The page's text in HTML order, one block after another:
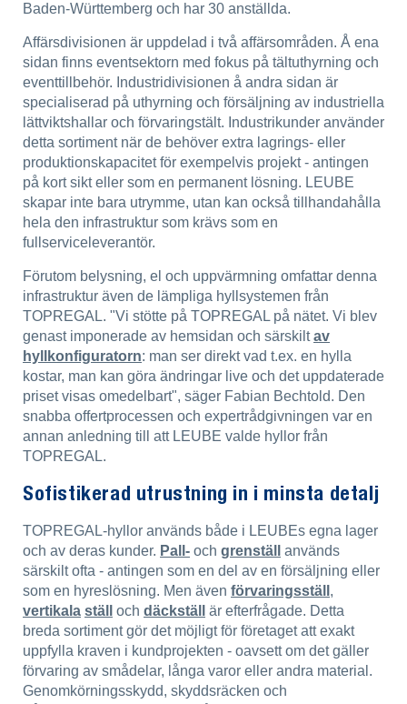
Baden-Württemberg och har 30 anställda.
Affärsdivisionen är uppdelad i två affärsområden. Å ena
sidan finns eventsektorn med fokus på tältuthyrning och
eventtillbehör. Industridivisionen å andra sidan är
specialiserad på uthyrning och försäljning av industriella
lättviktshallar och förvaringstält. Industrikunder använder
detta sortiment när de behöver extra lagrings- eller
produktionskapacitet för exempelvis projekt - antingen
på kort sikt eller som en permanent lösning. LEUBE
skapar inte bara utrymme, utan kan också tillhandahålla
hela den infrastruktur som krävs som en
fullserviceleverantör.
Förutom belysning, el och uppvärmning omfattar denna
infrastruktur även de lämpliga hyllsystemen från
TOPREGAL. "Vi stötte på TOPREGAL på nätet. Vi blev
genast imponerade av hemsidan och särskiltav
hyllkonfiguratorn: man ser direkt vad t.ex. en hylla
kostar, man kan göra ändringar live och det uppdaterade
priset visas omedelbart", säger Fabian Bechtold. Den
snabba offertprocessen och expertrådgivningen var en
annan anledning till att LEUBE valde hyllor från
TOPREGAL.
Sofistikerad utrustning in i minsta detalj
TOPREGAL-hyllor används både i LEUBEs egna lager
och av deras kunder. Pall- och grenställ
används
särskilt ofta - antingen som en del av en försäljning eller
som en hyreslösning. Men även förvaringsställ ,
vertikala ställ och däckställ
är efterfrågade. Detta
breda sortiment gör det möjligt för företaget att exakt
uppfylla kraven i kundprojekten - oavsett om det gäller
förvaring av smådelar, långa varor eller andra material.
Genomkörningsskydd, skyddsräcken och